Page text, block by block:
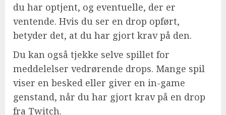
du har optjent, og eventuelle, der er
ventende. Hvis du ser en drop opført,
betyder det, at du har gjort krav på den.
Du kan også tjekke selve spillet for
meddelelser vedrørende drops. Mange spil
viser en besked eller giver en in-game
genstand, når du har gjort krav på en drop
fra Twitch.